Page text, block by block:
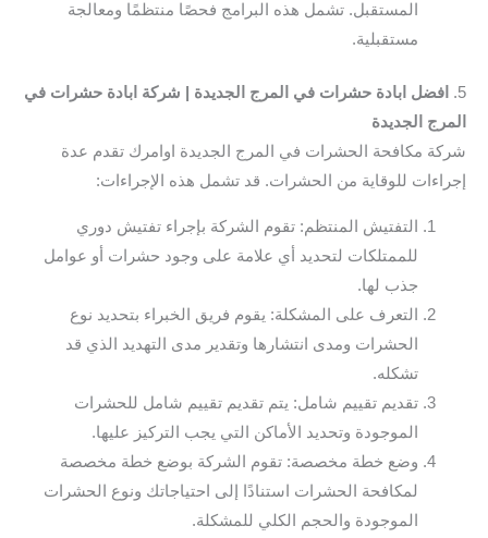
المستقبل. تشمل هذه البرامج فحصًا منتظمًا ومعالجة
مستقبلية.
5.
افضل ابادة حشرات في المرج الجديدة | شركة ابادة حشرات في
المرج الجديدة
شركة مكافحة الحشرات في المرج الجديدة اوامرك تقدم عدة
إجراءات للوقاية من الحشرات. قد تشمل هذه الإجراءات:
التفتيش المنتظم: تقوم الشركة بإجراء تفتيش دوري
للممتلكات لتحديد أي علامة على وجود حشرات أو عوامل
جذب لها.
التعرف على المشكلة: يقوم فريق الخبراء بتحديد نوع
الحشرات ومدى انتشارها وتقدير مدى التهديد الذي قد
تشكله.
تقديم تقييم شامل: يتم تقديم تقييم شامل للحشرات
الموجودة وتحديد الأماكن التي يجب التركيز عليها.
وضع خطة مخصصة: تقوم الشركة بوضع خطة مخصصة
لمكافحة الحشرات استنادًا إلى احتياجاتك ونوع الحشرات
الموجودة والحجم الكلي للمشكلة.